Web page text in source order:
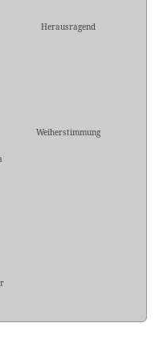
Herausragend
Weiherstimmung